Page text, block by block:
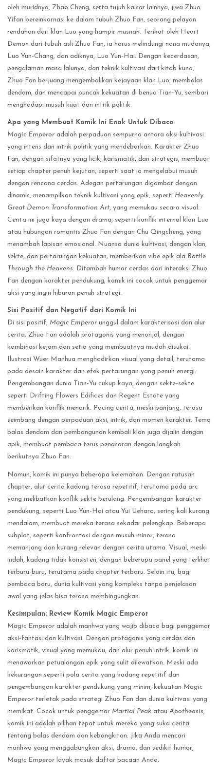
oleh muridnya, Zhao Cheng, serta tujuh kaisar lainnya, jiwa Zhuo
Yifan bereinkarnasi ke dalam tubuh Zhuo Fan, seorang pelayan
rendahan dari klan Luo yang hampir musnah. Terikat oleh Heart
Demon dari tubuh asli Zhuo Fan, ia harus melindungi nona mudanya,
Luo Yun-Chang, dan adiknya, Luo Yun-Hai. Dengan kecerdasan,
pengalaman masa lalunya, dan teknik kultivasi dari kitab kuno,
Zhuo Fan berjuang mengembalikan kejayaan klan Luo, membalas
dendam, dan mencapai puncak kekuatan di benua Tian-Yu, sembari
menghadapi musuh kuat dan intrik politik.
Apa yang Membuat Komik Ini Enak Untuk Dibaca
Magic Emperor adalah perpaduan sempurna antara aksi kultivasi
yang intens dan intrik politik yang mendebarkan. Karakter Zhuo
Fan, dengan sifatnya yang licik, karismatik, dan strategis, membuat
setiap chapter penuh kejutan, seperti saat ia mengelabui musuh
dengan rencana cerdas. Adegan pertarungan digambar dengan
dinamis, menampilkan teknik kultivasi yang epik, seperti Heavenly
Great Demon Transformation Art, yang memukau secara visual.
Cerita ini juga kaya dengan drama, seperti konflik internal klan Luo
atau hubungan romantis Zhuo Fan dengan Chu Qingcheng, yang
menambah lapisan emosional. Nuansa dunia kultivasi, dengan klan,
sekte, dan pertarungan kekuatan, memberikan vibe epik ala Battle
Through the Heavens. Ditambah humor cerdas dari interaksi Zhuo
Fan dengan karakter pendukung, komik ini cocok untuk penggemar
aksi yang ingin hiburan penuh strategi.
Sisi Positif dan Negatif dari Komik Ini
Di sisi positif, Magic Emperor unggul dalam karakterisasi dan alur
cerita. Zhuo Fan adalah protagonis yang menonjol, dengan
kombinasi kejam dan setia yang membuatnya mudah disukai.
Ilustrasi Wuer Manhua menghadirkan visual yang detail, terutama
pada desain karakter dan efek pertarungan yang penuh energi.
Pengembangan dunia Tian-Yu cukup kaya, dengan sekte-sekte
seperti Drifting Flowers Edifices dan Regent Estate yang
memberikan konflik menarik. Pacing cerita, meski panjang, terasa
seimbang dengan perpaduan aksi, intrik, dan momen karakter. Tema
balas dendam dan pembangunan kembali klan juga dijalin dengan
apik, membuat pembaca terus penasaran dengan langkah
berikutnya Zhuo Fan.
Namun, komik ini punya beberapa kelemahan. Dengan ratusan
chapter, alur cerita kadang terasa repetitif, terutama pada arc
yang melibatkan konflik sekte berulang. Pengembangan karakter
pendukung, seperti Luo Yun-Hai atau Yui Uehara, sering kali kurang
mendalam, membuat mereka terasa sekadar pelengkap. Beberapa
subplot, seperti konfrontasi dengan musuh minor, terasa
memanjang dan kurang relevan dengan cerita utama. Visual, meski
indah, kadang tidak konsisten, dengan beberapa panel yang terlihat
terburu-buru, terutama pada chapter terbaru. Selain itu, bagi
pembaca baru, dunia kultivasi yang kompleks tanpa penjelasan
awal yang jelas bisa terasa membingungkan.
Kesimpulan: Review Komik Magic Emperor
Magic Emperor adalah manhwa yang wajib dibaca bagi penggemar
aksi-fantasi dan kultivasi. Dengan protagonis yang cerdas dan
karismatik, visual yang memukau, dan alur penuh intrik, komik ini
menawarkan petualangan epik yang sulit dilewatkan. Meski ada
kekurangan seperti pola cerita yang kadang repetitif dan
pengembangan karakter pendukung yang minim, kekuatan Magic
Emperor terletak pada strategi Zhuo Fan dan dunia kultivasi yang
memikat. Cocok untuk penggemar Martial Peak atau Apotheosis,
komik ini adalah pilihan tepat untuk mereka yang suka cerita
tentang balas dendam dan kebangkitan. Jika Anda mencari
manhwa yang menggabungkan aksi, drama, dan sedikit humor,
Magic Emperor layak masuk daftar bacaan Anda.